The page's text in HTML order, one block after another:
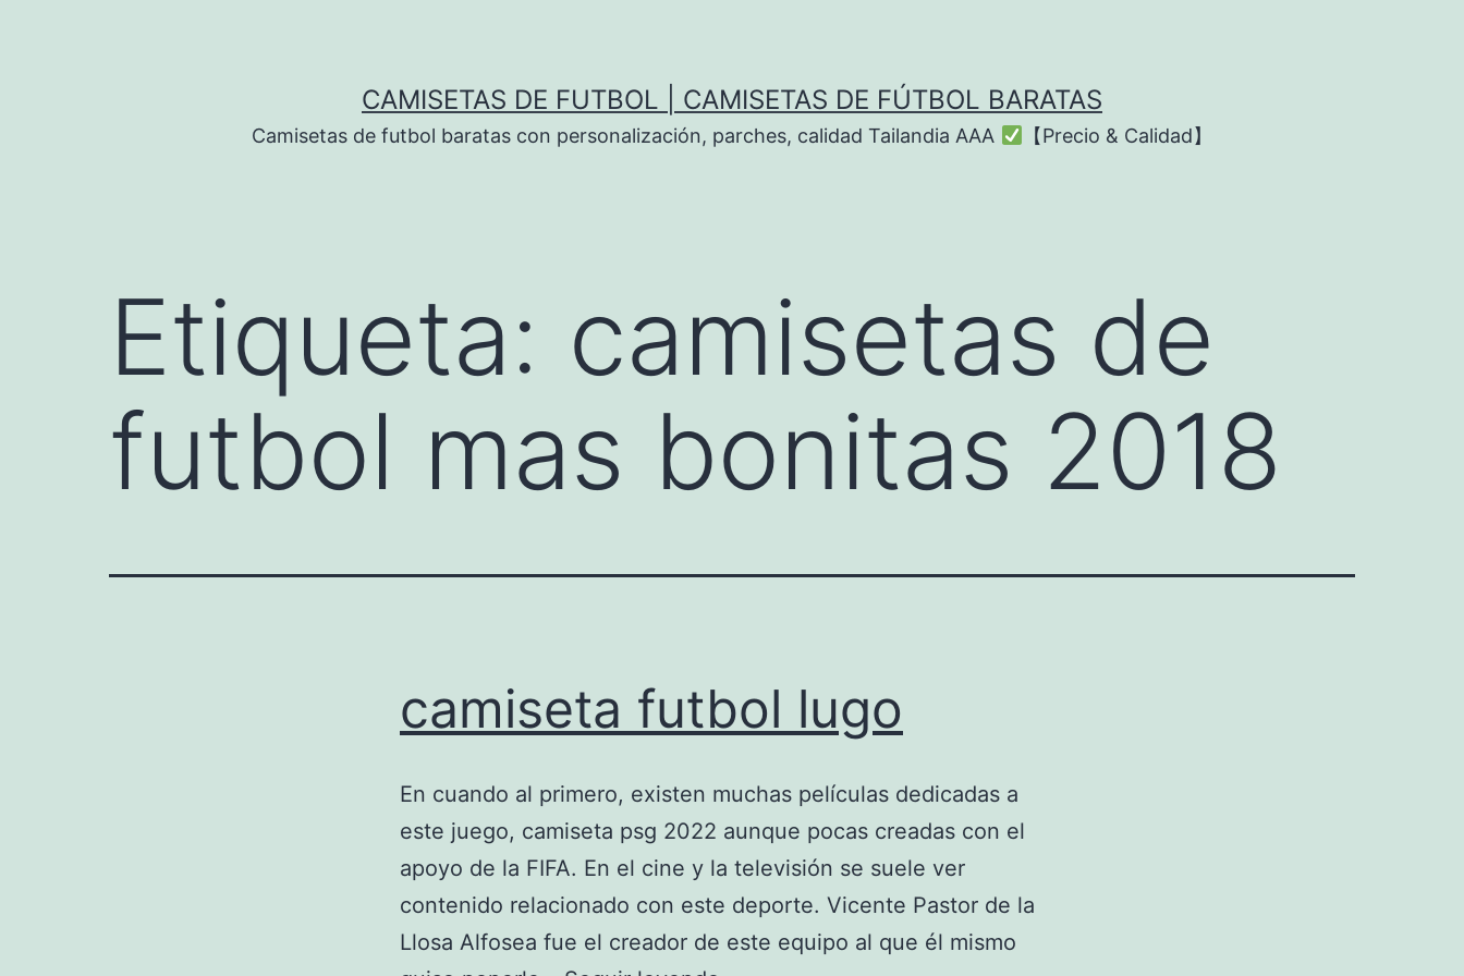
CAMISETAS DE FUTBOL | CAMISETAS DE FÚTBOL BARATAS
Camisetas de futbol baratas con personalización, parches, calidad Tailandia AAA 【Precio & Calidad】
Etiqueta: camisetas de
futbol mas bonitas 2018
camiseta futbol lugo
En cuando al primero, existen muchas películas dedicadas a
este juego, camiseta psg 2022 aunque pocas creadas con el
apoyo de la FIFA. En el cine y la televisión se suele ver
contenido relacionado con este deporte. Vicente Pastor de la
Llosa Alfosea fue el creador de este equipo al que él mismo